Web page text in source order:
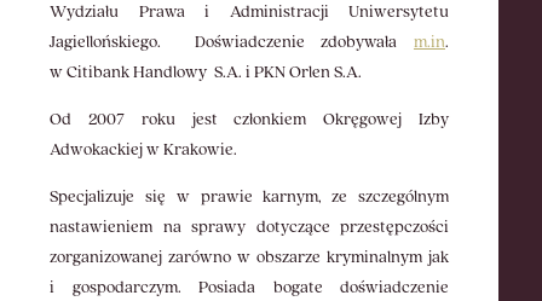
Wydziału Prawa i Administracji Uniwersytetu
Jagiellońskiego.
Doświadczenie zdobywała m.in.
w Citibank Handlowy S.A. i PKN Orlen S.A.
Od 2007 roku jest członkiem Okręgowej Izby
Adwokackiej w Krakowie.
Specjalizuje się w prawie karnym, ze szczególnym
nastawieniem na sprawy dotyczące przestępczości
zorganizowanej zarówno w obszarze kryminalnym jak
i gospodarczym. Posiada bogate doświadczenie